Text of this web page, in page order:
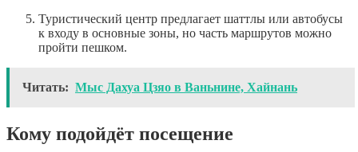
Туристический центр предлагает шаттлы или автобусы
к входу в основные зоны, но часть маршрутов можно
пройти пешком.
Читать: Мыс Дахуа Цзяо в Ваньнине, Хайнань
Кому подойдёт посещение